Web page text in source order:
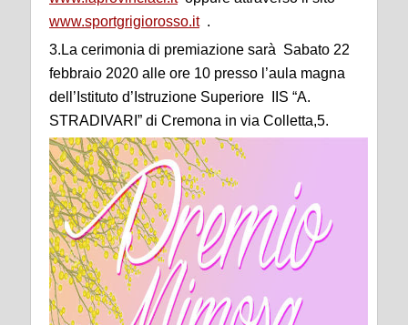
www.sportgrigiorosso.it.
3.La cerimonia di premiazione sarà Sabato 22
febbraio 2020 alle ore 10 presso l’aula magna
dell’Istituto d’Istruzione Superiore IIS “A.
STRADIVARI” di Cremona in via Colletta,5.